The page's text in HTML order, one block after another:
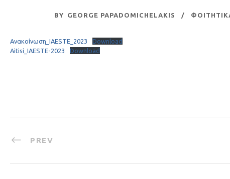
BY GEORGE PAPADOMICHELAKIS
Ανακοίνωση_IAESTE_2023
Download
Aitisi_IAESTE-2023
Download
PREV